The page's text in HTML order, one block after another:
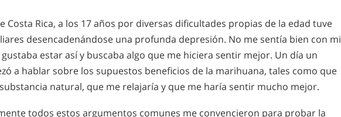
Costa Rica, a los 17 años por diversas dificultades propias de la edad tuve
desencadenándose una profunda depresión. No me sentía bien con mi
estar así y buscaba algo que me hiciera sentir mejor. Un día un
a hablar sobre los supuestos beneficios de la marihuana, tales como que
natural, que me relajaría y que me haría sentir mucho mejor.
todos estos argumentos comunes me convencieron para probar la